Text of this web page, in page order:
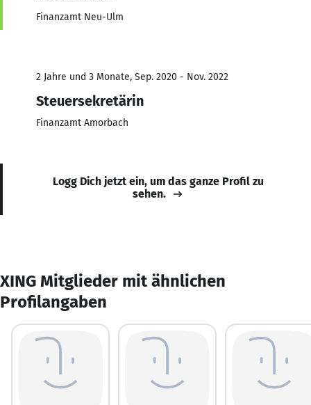
Finanzamt Neu-Ulm
2 Jahre und 3 Monate, Sep. 2020 - Nov. 2022
Steuersekretärin
Finanzamt Amorbach
Logg Dich jetzt ein, um das ganze Profil zu
sehen.
XING Mitglieder mit ähnlichen
Profilangaben